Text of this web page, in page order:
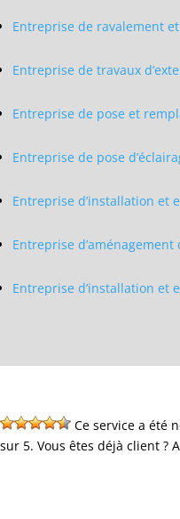
Entreprise de ravalement
Entreprise de travaux
Entreprise de pose et
Entreprise de pose
Entreprise d’installation et
Entreprise d’aménagement
Entreprise d’installation et
Ce service a été
sur 5. Vous êtes déjà client ?